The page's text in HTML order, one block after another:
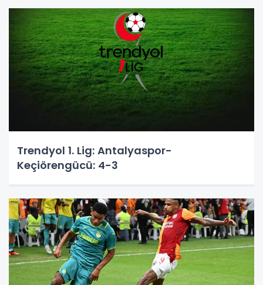
Trendyol 1. Lig: Antalyaspor-
Keçiörengücü: 4-3